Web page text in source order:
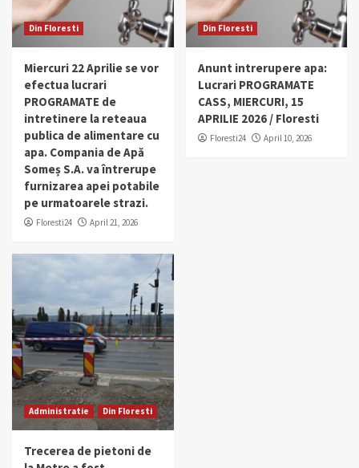
Din Floresti
Miercuri 22 Aprilie se vor
efectua lucrari
PROGRAMATE de
intretinere la reteaua
publica de alimentare cu
apa. Compania de Apă
Someș S.A. va întrerupe
furnizarea apei potabile
pe urmatoarele strazi.
Floresti24 April 21, 2026
Din Floresti
Anunt intrerupere apa:
Lucrari PROGRAMATE
CASS, MIERCURI, 15
APRILIE 2026 / Floresti
Floresti24 April 10, 2026
Administratie Din Floresti
Trecerea de pietoni de